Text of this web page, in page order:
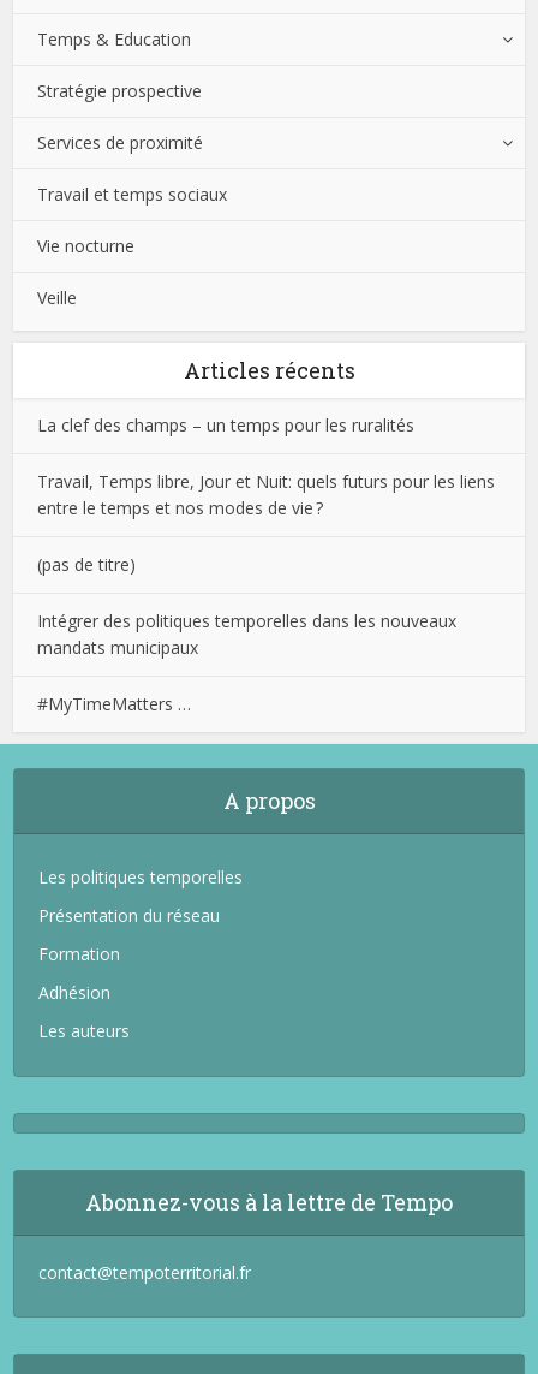
Temps & Education
Stratégie prospective
Services de proximité
Travail et temps sociaux
Vie nocturne
Veille
Articles récents
La clef des champs – un temps pour les ruralités
Travail, Temps libre, Jour et Nuit: quels futurs pour les liens
entre le temps et nos modes de vie ?
(pas de titre)
Intégrer des politiques temporelles dans les nouveaux
mandats municipaux
#MyTimeMatters …
A propos
Les politiques temporelles
Présentation du réseau
Formation
Adhésion
Les auteurs
Abonnez-vous à la lettre de Tempo
contact@tempoterritorial.fr